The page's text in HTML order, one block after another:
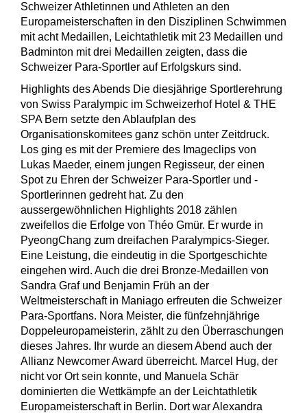
Schweizer Athletinnen und Athleten an den
Europameisterschaften in den Disziplinen Schwimmen
mit acht Medaillen, Leichtathletik mit 23 Medaillen und
Badminton mit drei Medaillen zeigten, dass die
Schweizer Para-Sportler auf Erfolgskurs sind.
Highlights des Abends Die diesjährige Sportlerehrung
von Swiss Paralympic im Schweizerhof Hotel & THE
SPA Bern setzte den Ablaufplan des
Organisationskomitees ganz schön unter Zeitdruck.
Los ging es mit der Premiere des Imageclips von
Lukas Maeder, einem jungen Regisseur, der einen
Spot zu Ehren der Schweizer Para-Sportler und -
Sportlerinnen gedreht hat. Zu den
aussergewöhnlichen Highlights 2018 zählen
zweifellos die Erfolge von Théo Gmür. Er wurde in
PyeongChang zum dreifachen Paralympics-Sieger.
Eine Leistung, die eindeutig in die Sportgeschichte
eingehen wird. Auch die drei Bronze-Medaillen von
Sandra Graf und Benjamin Früh an der
Weltmeisterschaft in Maniago erfreuten die Schweizer
Para-Sportfans. Nora Meister, die fünfzehnjährige
Doppeleuropameisterin, zählt zu den Überraschungen
dieses Jahres. Ihr wurde an diesem Abend auch der
Allianz Newcomer Award überreicht. Marcel Hug, der
nicht vor Ort sein konnte, und Manuela Schär
dominierten die Wettkämpfe an der Leichtathletik
Europameisterschaft in Berlin. Dort war Alexandra